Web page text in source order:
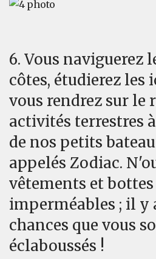
6. Vous naviguerez
côtes, étudierez les
vous rendrez sur le
activités terrestres
de nos petits
appelés Zodiac.
vêtements et bottes
imperméables ; il y
chances que vous
éclaboussés !